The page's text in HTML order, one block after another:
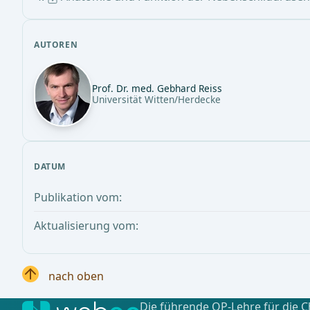
AUTOREN
Prof. Dr. med. Gebhard Reiss
Universität Witten/Herdecke
DATUM
Publikation vom:
Aktualisierung vom:
nach oben
Die führende OP-Lehre für die